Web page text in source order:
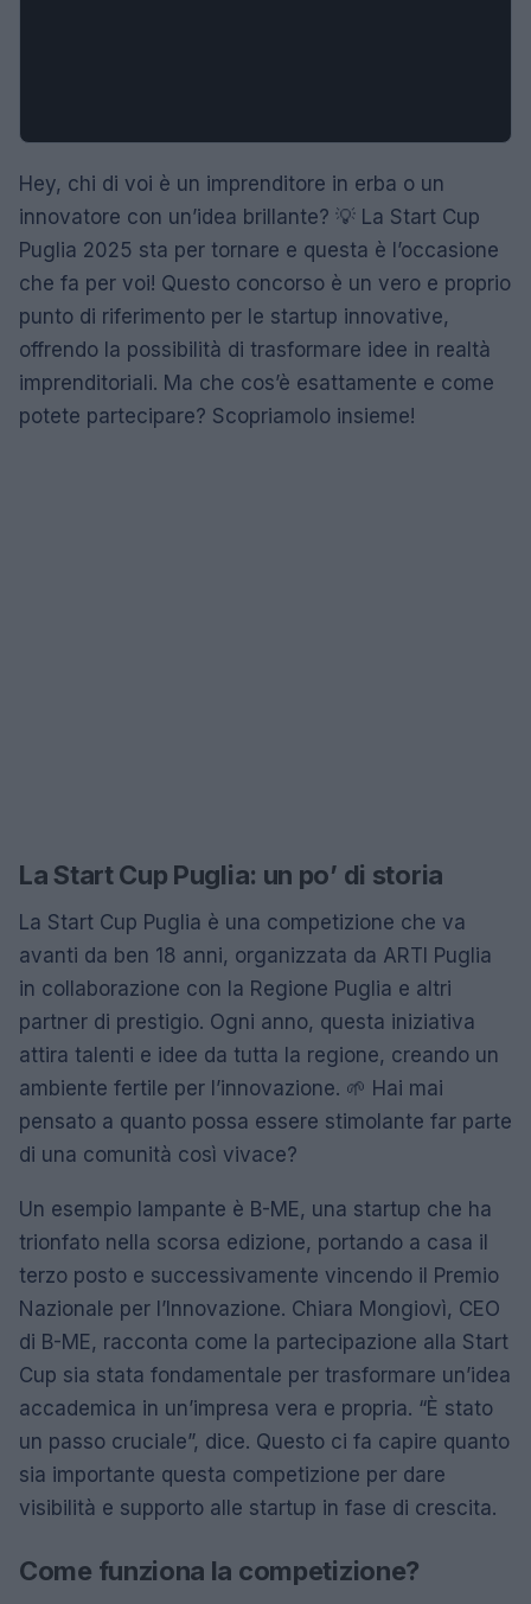
Hey, chi di voi è un imprenditore in erba o un
innovatore con un’idea brillante? 💡 La Start Cup
Puglia 2025 sta per tornare e questa è l’occasione
che fa per voi! Questo concorso è un vero e proprio
punto di riferimento per le startup innovative,
offrendo la possibilità di trasformare idee in realtà
imprenditoriali. Ma che cos’è esattamente e come
potete partecipare? Scopriamolo insieme!
La Start Cup Puglia: un po’ di storia
La Start Cup Puglia è una competizione che va
avanti da ben 18 anni, organizzata da ARTI Puglia
in collaborazione con la Regione Puglia e altri
partner di prestigio. Ogni anno, questa iniziativa
attira talenti e idee da tutta la regione, creando un
ambiente fertile per l’innovazione. 🌱 Hai mai
pensato a quanto possa essere stimolante far parte
di una comunità così vivace?
Un esempio lampante è B-ME, una startup che ha
trionfato nella scorsa edizione, portando a casa il
terzo posto e successivamente vincendo il Premio
Nazionale per l’Innovazione. Chiara Mongiovì, CEO
di B-ME, racconta come la partecipazione alla Start
Cup sia stata fondamentale per trasformare un’idea
accademica in un’impresa vera e propria. “È stato
un passo cruciale”, dice. Questo ci fa capire quanto
sia importante questa competizione per dare
visibilità e supporto alle startup in fase di crescita.
Come funziona la competizione?